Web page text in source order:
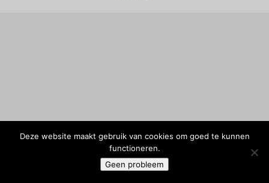
Deze website maakt gebruik van cookies om goed te kunnen
functioneren.
Geen probleem